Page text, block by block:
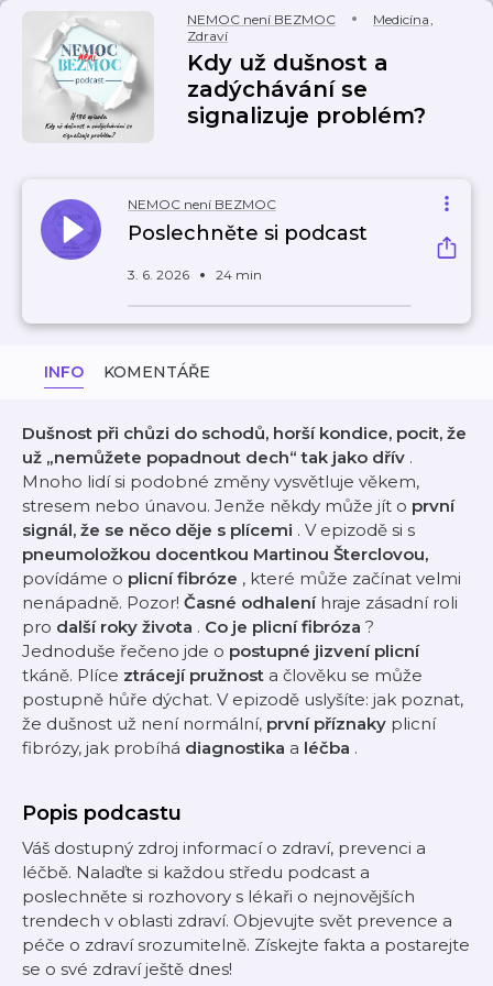
NEMOC není BEZMOC Medicína,
Zdraví
Kdy už dušnost a
zadýchávání se
signalizuje problém?
NEMOC není BEZMOC
Poslechněte si podcast
3. 6. 2026 24 min
INFO KOMENTÁŘE
Dušnost při chůzi do schodů, horší kondice, pocit, že
už „nemůžete popadnout dech“ tak jako dřív .
Mnoho lidí si podobné změny vysvětluje věkem,
stresem nebo únavou. Jenže někdy může jít o první
signál, že se něco děje s plícemi . V epizodě si s
pneumoložkou docentkou Martinou Šterclovou,
povídáme o plicní fibróze , které může začínat velmi
nenápadně. Pozor! Časné odhalení hraje zásadní roli
pro další roky života . Co je plicní fibróza ?
Jednoduše řečeno jde o postupné jizvení plicní
tkáně. Plíce ztrácejí pružnost a člověku se může
postupně hůře dýchat. V epizodě uslyšíte: jak poznat,
že dušnost už není normální, první příznaky plicní
fibrózy, jak probíhá diagnostika a léčba .
Popis podcastu
Váš dostupný zdroj informací o zdraví, prevenci a
léčbě. Nalaďte si každou středu podcast a
poslechněte si rozhovory s lékaři o nejnovějších
trendech v oblasti zdraví. Objevujte svět prevence a
péče o zdraví srozumitelně. Získejte fakta a postarejte
se o své zdraví ještě dnes!